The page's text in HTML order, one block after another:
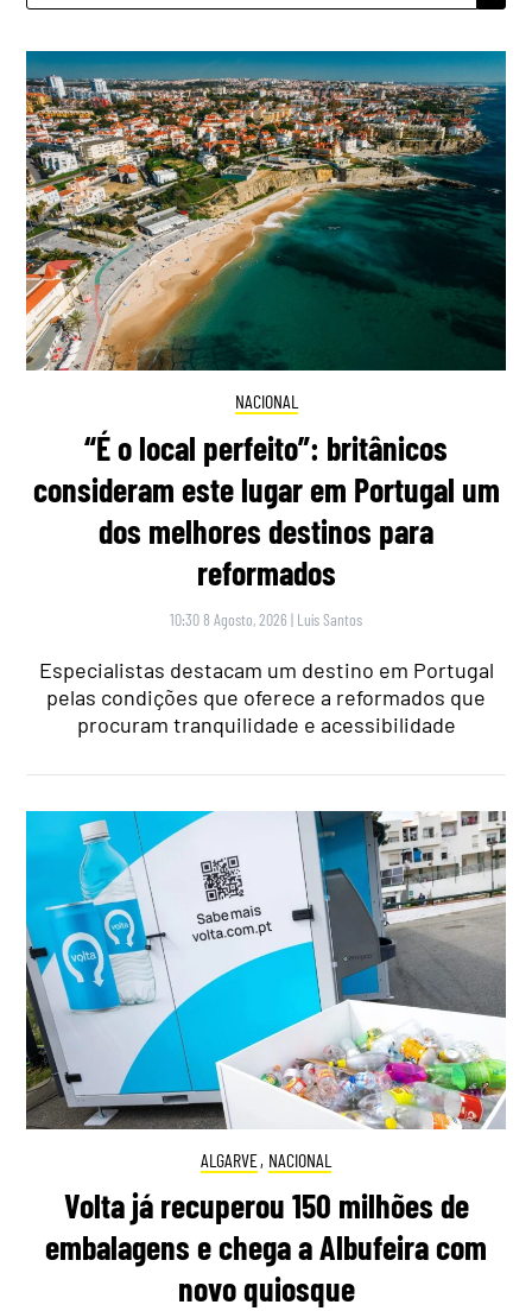
NACIONAL
“É o local perfeito”: britânicos
consideram este lugar em Portugal um
dos melhores destinos para
reformados
10:30 8 Agosto, 2026 | Luís Santos
Especialistas destacam um destino em Portugal
pelas condições que oferece a reformados que
procuram tranquilidade e acessibilidade
ALGARVE, NACIONAL
Volta já recuperou 150 milhões de
embalagens e chega a Albufeira com
novo quiosque